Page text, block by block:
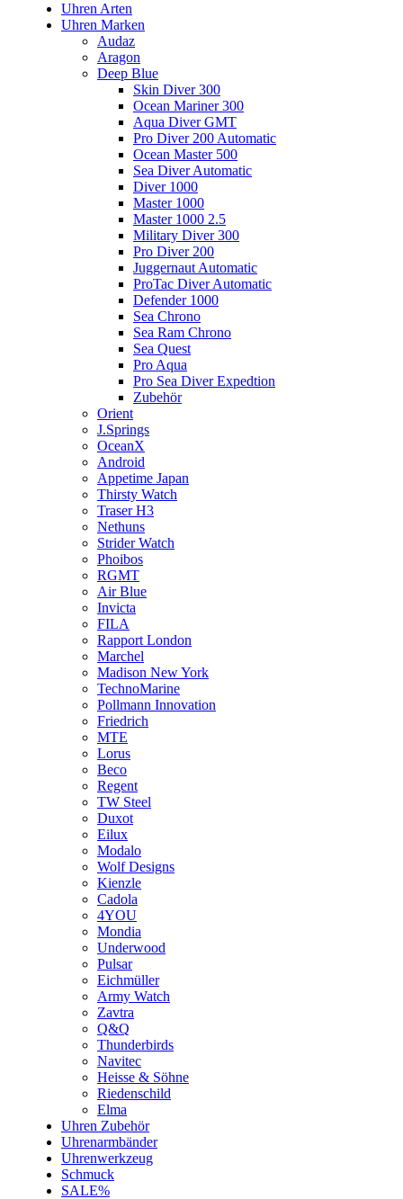
Uhren Arten
Uhren Marken
Audaz
Aragon
Deep Blue
Skin Diver 300
Ocean Mariner 300
Aqua Diver GMT
Pro Diver 200 Automatic
Ocean Master 500
Sea Diver Automatic
Diver 1000
Master 1000
Master 1000 2.5
Military Diver 300
Pro Diver 200
Juggernaut Automatic
ProTac Diver Automatic
Defender 1000
Sea Chrono
Sea Ram Chrono
Sea Quest
Pro Aqua
Pro Sea Diver Expedtion
Zubehör
Orient
J.Springs
OceanX
Android
Appetime Japan
Thirsty Watch
Traser H3
Nethuns
Strider Watch
Phoibos
RGMT
Air Blue
Invicta
FILA
Rapport London
Marchel
Madison New York
TechnoMarine
Pollmann Innovation
Friedrich
MTE
Lorus
Beco
Regent
TW Steel
Duxot
Eilux
Modalo
Wolf Designs
Kienzle
Cadola
4YOU
Mondia
Underwood
Pulsar
Eichmüller
Army Watch
Zavtra
Q&Q
Thunderbirds
Navitec
Heisse & Söhne
Riedenschild
Elma
Uhren Zubehör
Uhrenarmbänder
Uhrenwerkzeug
Schmuck
SALE%